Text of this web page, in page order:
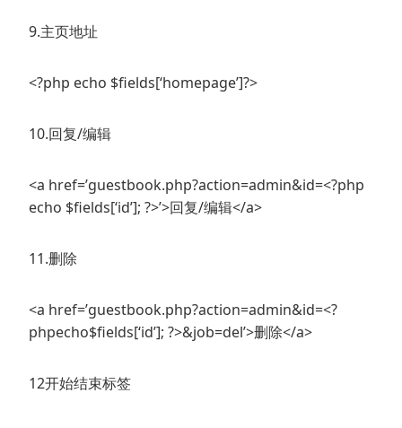
9.主页地址
<?php echo $fields[‘homepage’]?>
10.回复/编辑
<a href=’guestbook.php?action=admin&id=<?php
echo $fields[‘id’]; ?>’>回复/编辑</a>
11.删除
<a href=’guestbook.php?action=admin&id=<?
phpecho$fields[‘id’]; ?>&job=del’>删除</a>
12开始结束标签